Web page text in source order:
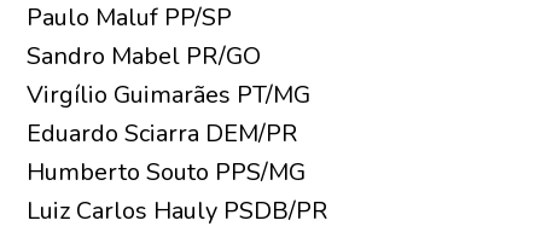
Paulo Maluf PP/SP
Sandro Mabel PR/GO
Virgílio Guimarães PT/MG
Eduardo Sciarra DEM/PR
Humberto Souto PPS/MG
Luiz Carlos Hauly PSDB/PR